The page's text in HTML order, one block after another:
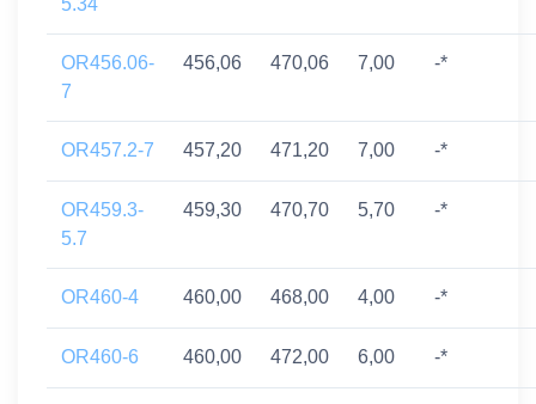
OR456.06-
7
456,06 470,06 7,00 -*
OR457.2-7 457,20 471,20 7,00 -*
OR459.3-
5.7
459,30 470,70 5,70 -*
OR460-4 460,00 468,00 4,00 -*
OR460-6 460,00 472,00 6,00 -*